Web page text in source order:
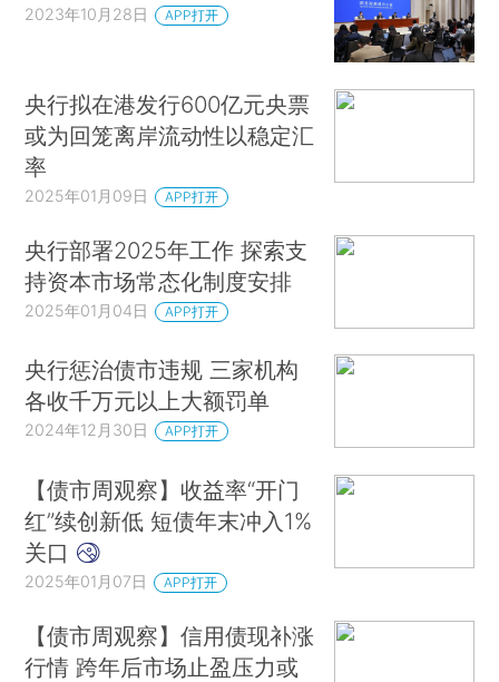
2023年10月28日 APP打开
央行拟在港发行600亿元央票
或为回笼离岸流动性以稳定汇
率
2025年01月09日 APP打开
央行部署2025年工作 探索支
持资本市场常态化制度安排
2025年01月04日 APP打开
央行惩治债市违规 三家机构
各收千万元以上大额罚单
2024年12月30日 APP打开
【债市周观察】收益率“开门
红”续创新低 短债年末冲入1%
关口
2025年01月07日 APP打开
【债市周观察】信用债现补涨
行情 跨年后市场止盈压力或